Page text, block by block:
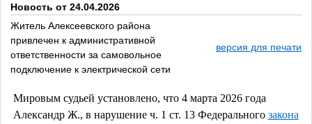
Новость от 24.04.2026
Житель Алексеевского района
привлечен к административной
ответственности за самовольное
подключение к электрической сети
версия для печати
Мировым судьей установлено, что 4 марта 2026 года
Александр Ж., в нарушение ч. 1 ст. 13 Федерального закона